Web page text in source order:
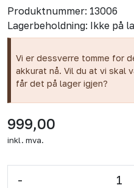
Produktnummer: 13006
Lagerbeholdning: Ikke på
Vi er dessverre tomme for
akkurat nå. Vil du at vi skal
får det på lager igjen?
999,00
inkl. mva.
-